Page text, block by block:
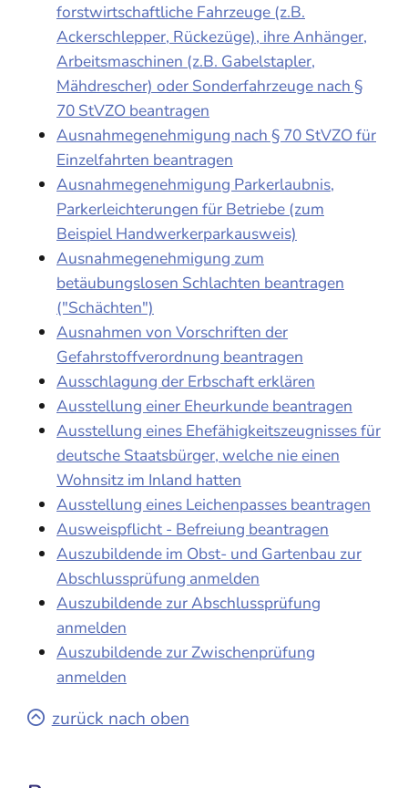
forstwirtschaftliche Fahrzeuge (z.B.
Ackerschlepper, Rückezüge), ihre Anhänger,
Arbeitsmaschinen (z.B. Gabelstapler,
Mähdrescher) oder Sonderfahrzeuge nach §
70 StVZO beantragen
Ausnahmegenehmigung nach § 70 StVZO für
Einzelfahrten beantragen
Ausnahmegenehmigung Parkerlaubnis,
Parkerleichterungen für Betriebe (zum
Beispiel Handwerkerparkausweis)
Ausnahmegenehmigung zum
betäubungslosen Schlachten beantragen
("Schächten")
Ausnahmen von Vorschriften der
Gefahrstoffverordnung beantragen
Ausschlagung der Erbschaft erklären
Ausstellung einer Eheurkunde beantragen
Ausstellung eines Ehefähigkeitszeugnisses für
deutsche Staatsbürger, welche nie einen
Wohnsitz im Inland hatten
Ausstellung eines Leichenpasses beantragen
Ausweispflicht - Befreiung beantragen
Auszubildende im Obst- und Gartenbau zur
Abschlussprüfung anmelden
Auszubildende zur Abschlussprüfung
anmelden
Auszubildende zur Zwischenprüfung
anmelden
zurück nach oben